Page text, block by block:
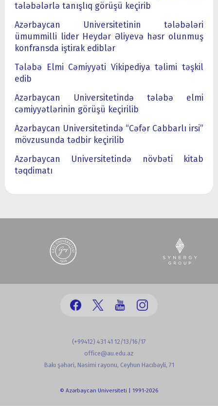
tələbələrlə tanışlıq görüşü keçirib
Azərbaycan Universitetinin tələbələri
ümummilli lider Heydər Əliyevə həsr olunmuş
konfransda iştirak ediblər
Tələbə Elmi Cəmiyyəti Vikipediya təlimi təşkil
edib
Azərbaycan Universitetində tələbə elmi
cəmiyyətlərinin görüşü keçirilib
Azərbaycan Universitetində “Cəfər Cabbarlı irsi”
mövzusunda tədbir keçirilib
Azərbaycan Universitetində növbəti kitab
təqdimatı
(+99412) 431 41 12/13/16/17
office@au.edu.az
Bakı şəhəri, Nəsimi rayonu, Ceyhun Hacıbəyli, 71
© Azərbaycan Universiteti | 1991-2026